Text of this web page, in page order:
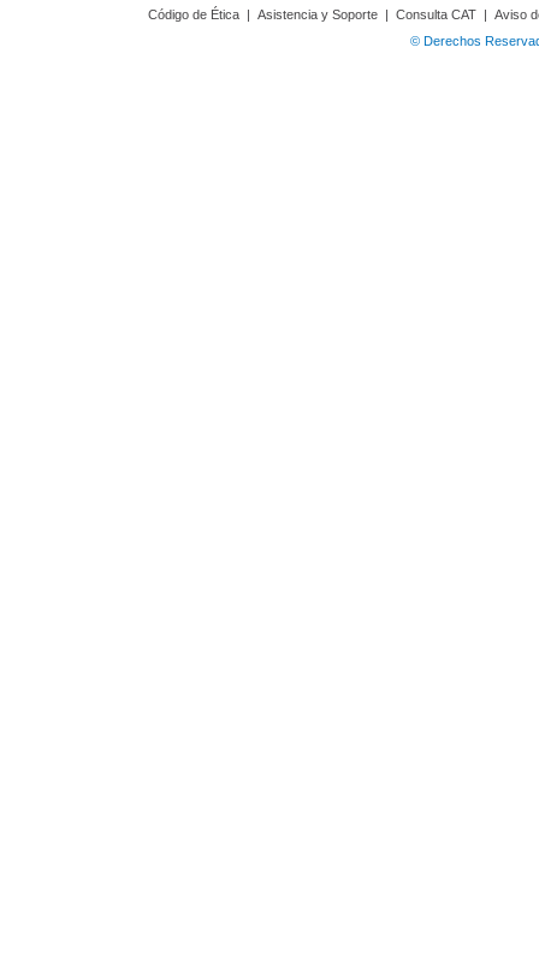
Código de Ética | Asistencia y Soporte | Consulta CAT | Aviso
© Derechos